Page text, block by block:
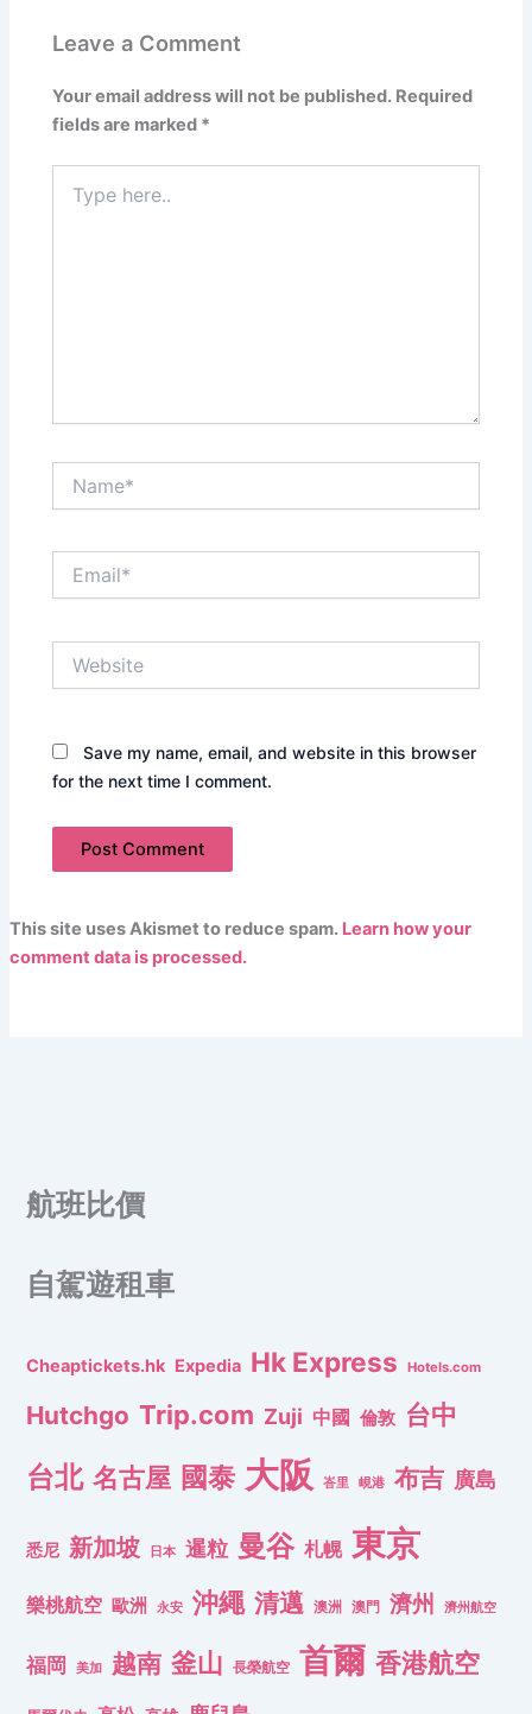
Leave a Comment
Your email address will not be published. Required
fields are marked *
here..
Save my name, email, and website in this browser
for the next time I comment.
This site uses Akismet to reduce spam. Learn how your
comment data is processed.
航班比價
自駕遊租車
Cheaptickets.hk Expedia Hk Express Hotels.com
Hutchgo Trip.com Zuji 中國 倫敦 台中
台北 名古屋 國泰 大阪 峇里 峴港 布吉 廣島
悉尼 新加坡 日本 暹粒 曼谷 札幌 東京
樂桃航空 歐洲 永安 沖繩 清邁 澳洲 澳門 濟州 濟州航空
福岡 美加 越南 釜山 長榮航空 首爾 香港航空